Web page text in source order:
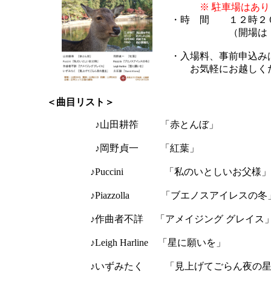
※ 駐車場はあり
・時 間 １２時２０
（開場は １
・入場料、事前申込
お気軽にお越しく
＜曲目リスト＞
♪山田耕筰 「赤とんぼ」
♪岡野貞一 「紅葉」
♪Puccini 「私のいとしいお
♪Piazzolla 「ブエノスアイレスの
♪作曲者不詳 「アメイジング グレイ
♪Leigh Harline 「星に願いを」
♪いずみたく 「見上げてごらん夜の